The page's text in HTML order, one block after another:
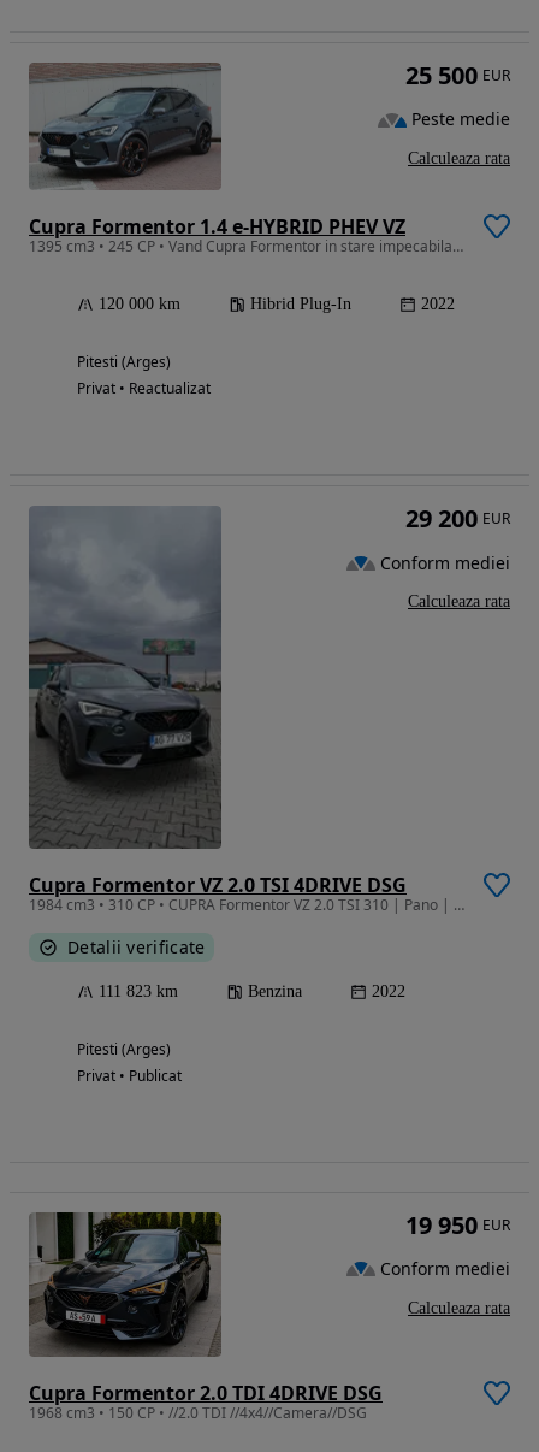
Cupra Formentor 1.4 e-HYBRID PHEV VZ
1395 cm3 • 245 CP • Vand Cupra Formentor in stare impecabila si cu toate dotarile.
120 000 km Hibrid Plug-In 2022
Pitesti (Arges)
Privat • Reactualizat
25 500 EUR
Peste medie
Calculeaza rata
Cupra Formentor VZ 2.0 TSI 4DRIVE DSG
1984 cm3 • 310 CP • CUPRA Formentor VZ 2.0 TSI 310 | Pano | 360° | Brembo | Beats | Carbon
Detalii verificate
111 823 km Benzina 2022
Pitesti (Arges)
Privat • Publicat
29 200 EUR
Conform mediei
Calculeaza rata
Cupra Formentor 2.0 TDI 4DRIVE DSG
1968 cm3 • 150 CP • //2.0 TDI //4x4//Camera//DSG
19 950 EUR
Conform mediei
Calculeaza rata